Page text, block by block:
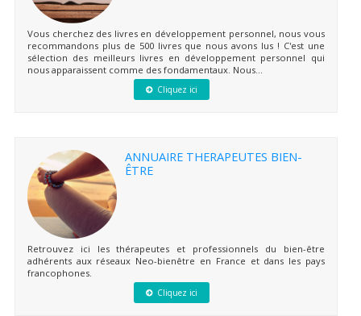
Vous cherchez des livres en développement personnel, nous vous
recommandons plus de 500 livres que nous avons lus ! C'est une
sélection des meilleurs livres en développement personnel qui
nous apparaissent comme des fondamentaux. Nous...
Cliquez ici
ANNUAIRE THERAPEUTES BIEN-
ÊTRE
Retrouvez ici les thérapeutes et professionnels du bien-être
adhérents aux réseaux Neo-bienêtre en France et dans les pays
francophones.
Cliquez ici